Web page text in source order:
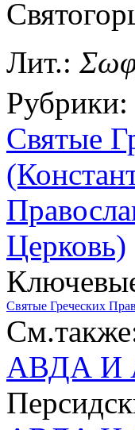
Лит.:
Рубрики:
Святые
Церковь)
Святые Греческих
АВДА И